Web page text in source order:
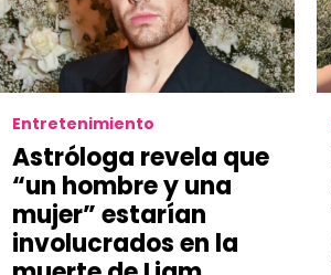
Entretenimiento
Astróloga revela que
“un hombre y una
mujer” estarían
involucrados en la